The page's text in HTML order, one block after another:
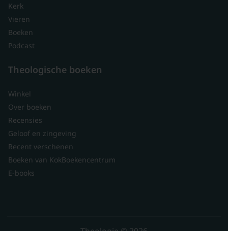
Kerk
Vieren
Boeken
Podcast
Theologische boeken
Winkel
Over boeken
Recensies
Geloof en zingeving
Recent verschenen
Boeken van KokBoekencentrum
E-books